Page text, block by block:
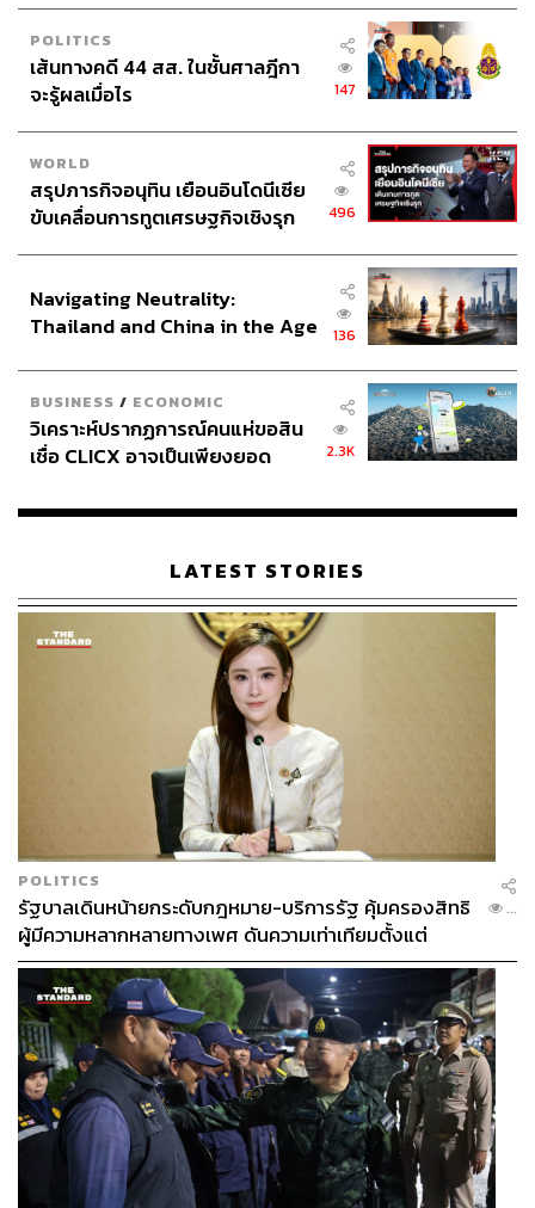
ไม่เพียงเท่านั้น เพื่อนของผู้เขียนหลายคนมักมาถามผู้เขียนถึง
วัตถุมงคลของครูบาบุญชุ่ม บางคนมาถามว่ามีบ้างไหม มี
เยอะไหม ขอหน่อยได้ไหม ผู้เขียนต้องบอกไว้ ณ ที่นี้เลยนะ
ครับว่า “พอมีอยู่บ้าง” นิดๆ หน่อยๆ เก็บสะสมมาตั้งแต่เด็กๆ
ส่วนด้ายแดง สายสิญจน์ผูกข้อมือสีแดงของครูบาบุญชุ่ม
ถือว่ามีคนถามเข้ามาเยอะที่สุด กลายเป็นของฮิตที่ผู้คนต่าง
เสาะหา ไม่ต่างจากช่วงสร้อยข้อมือลูกปัดหินมงคลเลยทีเดียว
ซึ่งสายสิญจน์ผู้เขียนบอกเลยว่า ได้มาเยอะพอสมควร แต่ก็
แจกไปเกือบหมดแล้ว
ไม่ใช่แค่ระดับชาวบ้าน หรือคนทั่วไปในสังคม กลุ่มชนชั้น
กลาง รวมถึงชนชั้นสูงก็ให้ความสนใจกับกระแสครูบาบุญชุ่ม
ด้วยเช่นกัน สังเกตได้ว่าหลังจากเหตุการณ์ถ้ำเพียงไม่นาน
ครูบาก็ได้รับผ้าไตรพระราชทานจากสมเด็จพระเจ้าอยู่หัว
โดยตัวแทนเจ้าหน้าที่สำนักพระราชวังนำถวายครูบาที่วัด
พระธาตุดอยเวียงแก้ว อ.เชียงแสน จ.เชียงราย และได้รับ
นิมนต์จากคณะผู้บริหารช่อง 3 ให้ท่านมาเทศนาที่ตึกมาลี
นนท์ ณ ห้องประชุมชั้น 8 อาคารมาลีนนท์ทาวเวอร์ 2 ในวัน
ที่ 17 กรกฎาคม 2561 ด้วย
POLITICS
เส้นทางคดี 44 สส. ในชั้นศาลฎีกา
จะรู้ผลเมื่อไร
147
WORLD
สรุปภารกิจอนุทิน เยือนอินโดนีเซีย
ขับเคลื่อนการทูตเศรษฐกิจเชิงรุก
496
Navigating Neutrality:
Thailand and China in the Age
136
BUSINESS / ECONOMIC
วิเคราะห์ปรากฏการณ์คนแห่ขอสิน
เชื่อ CLICX อาจเป็นเพียงยอด
เรือนไทยที่ถูกซุกไว้
2.3K
LATEST STORIES
POLITICS
รัฐบาลเดินหน้ายกระดับกฎหมาย-บริการรัฐ คุ้มครองสิทธิ
ผู้มีความหลากหลายทางเพศ ดันความเท่าเทียมตั้งแต่
หลักสูตรในห้องเรียนถึงที่ทำงาน
...